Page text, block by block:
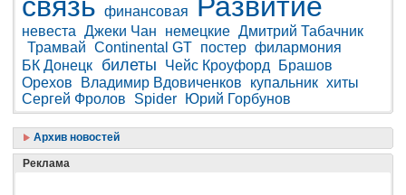
финансовая
невеста Джеки Чан немецкие Дмитрий Табачник
Трамвай Continental GT постер филармония
БК Донецк
билеты Чейс Кроуфорд
Брашов
Орехов
Владимир Вдовиченков купальник хиты
Сергей Фролов
Spider Юрий Горбунов
Архив новостей
Реклама